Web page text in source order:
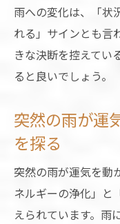
雨への変化は、「状
れる」サインとも言
きな決断を控えてい
ると良いでしょう。
突然の雨が運
を探る
突然の雨が運気を動
ネルギーの浄化」と
えられています。雨